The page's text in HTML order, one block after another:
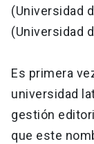
(Universidad
(Universidad
Es primera
universidad
gestión
que este